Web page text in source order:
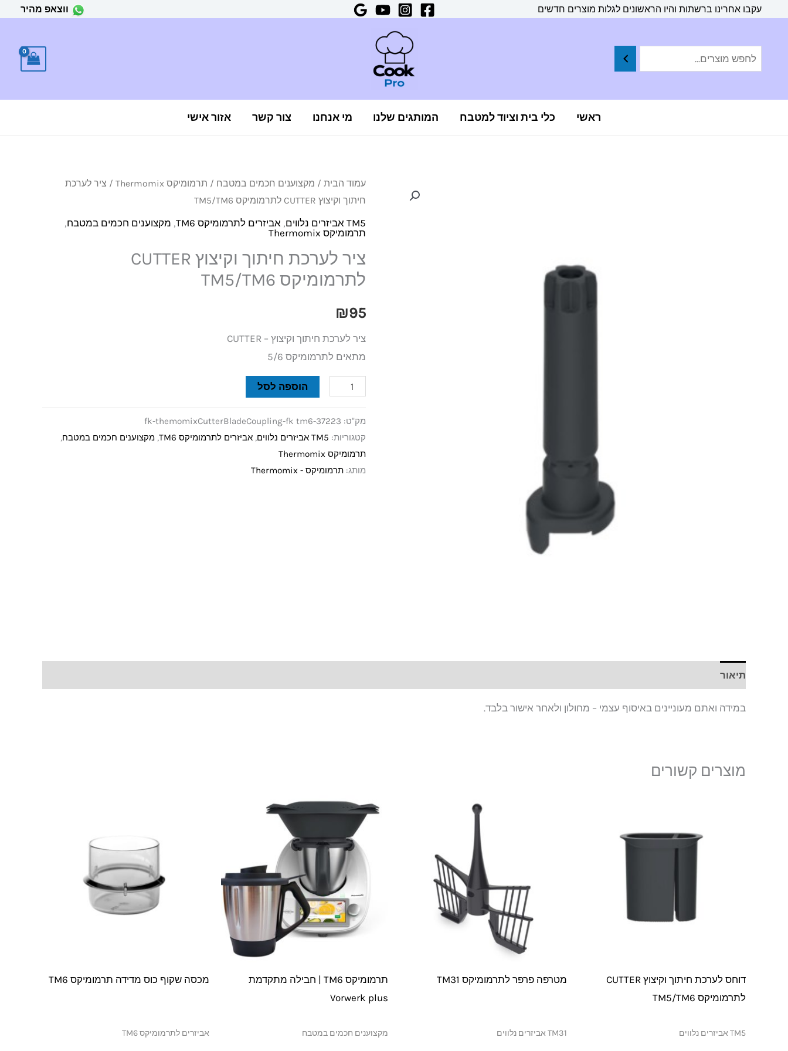
עקבו אחרינו ברשתות והיו הראשונים לגלות מוצרים חדשים ווצאפ מהיר
ראשי כלי בית וציוד למטבח המותגים שלנו מי אנחנו צור קשר אזור אישי
עמוד הבית / מקצוענים חכמים במטבח / תרמומיקס Thermomix
/ ציר לערכת
חיתוך וקיצוץ CUTTER לתרמומיקס TM5/TM6
TM5 אביזרים נלווים , אביזרים לתרמומיקס TM6 , מקצוענים חכמים במטבח,
תרמומיקס Thermomix
ציר לערכת חיתוך וקיצוץ CUTTER
לתרמומיקס TM5/TM6
₪95
ציר לערכת חיתוך וקיצוץ – CUTTER
מתאים לתרמומיקס 5/6
כמות
של
ציר
לערכת
חיתוך
וקיצוץ
לתרמומיקס
הוספה לסל
מק"ט: fk-themomixCutterBladeCoupling-fk tm6-37223
קטגוריות: TM5 אביזרים נלווים , אביזרים לתרמומיקס TM6 , מקצוענים חכמים במטבח,
תרמומיקס Thermomix
מותג: תרמומיקס - Thermomix
תיאור
במידה ואתם מעוניינים באיסוף עצמי – מחולון ולאחר אישור בלבד.
מוצרים קשורים
דוחס לערכת חיתוך וקיצוץ CUTTER
לתרמומיקס TM5/TM6
TM5 אביזרים נלווים
מטרפה פרפר לתרמומיקס TM31
TM31 אביזרים נלווים
תרמומיקס TM6 | חבילה מתקדמת
Vorwerk plus
מקצוענים חכמים במטבח
מכסה שקוף כוס מדידה תרמומיקס TM6
אביזרים לתרמומיקס TM6